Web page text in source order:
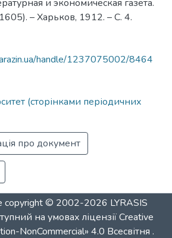
и экономическая газета.
– Харьков, 1912. – С. 4.
handle/1237075002/8464
(сторінками періодичних
про документ
copyright © 2002-2026 LYRASIS
на умовах ліцензіїCreative
NonCommercial» 4.0 Всесвітня .